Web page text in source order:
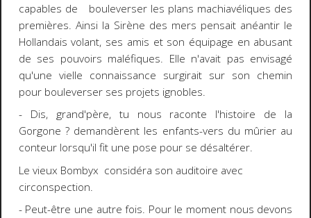
capables de bouleverser les plans machiavéliques des
premières. Ainsi la Sirène des mers pensait anéantir le
Hollandais volant, ses amis et son équipage en abusant
de ses pouvoirs maléfiques. Elle n'avait pas envisagé
qu'une vielle connaissance surgirait sur son chemin
pour bouleverser ses projets ignobles.
- Dis, grand'père, tu nous raconte l'histoire de la
Gorgone ? demandèrent les enfants-vers du mûrier au
conteur lorsqu'il fit une pose pour se désaltérer.
Le vieux Bombyx considéra son auditoire avec
circonspection.
- Peut-être une autre fois. Pour le moment nous devons